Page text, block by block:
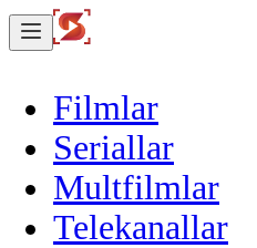
Filmlar
Seriallar
Multfilmlar
Telekanallar